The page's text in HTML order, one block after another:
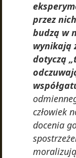
przez
budzą w
wynikają
dotyczą
człowiek
docenia